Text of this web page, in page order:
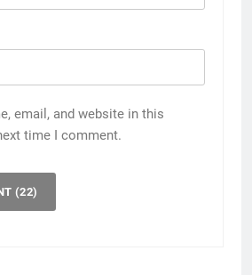
email, and website in this
time I comment.